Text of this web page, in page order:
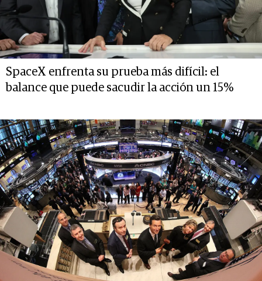
SpaceX enfrenta su prueba más difícil: el
balance que puede sacudir la acción un 15%